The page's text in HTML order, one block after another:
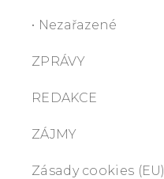
• Nezařazené
ZPRÁVY
REDAKCE
ZÁJMY
Zásady cookies (EU)